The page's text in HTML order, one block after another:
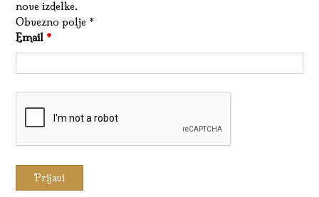
nove izdelke.
Obvezno polje *
Email *